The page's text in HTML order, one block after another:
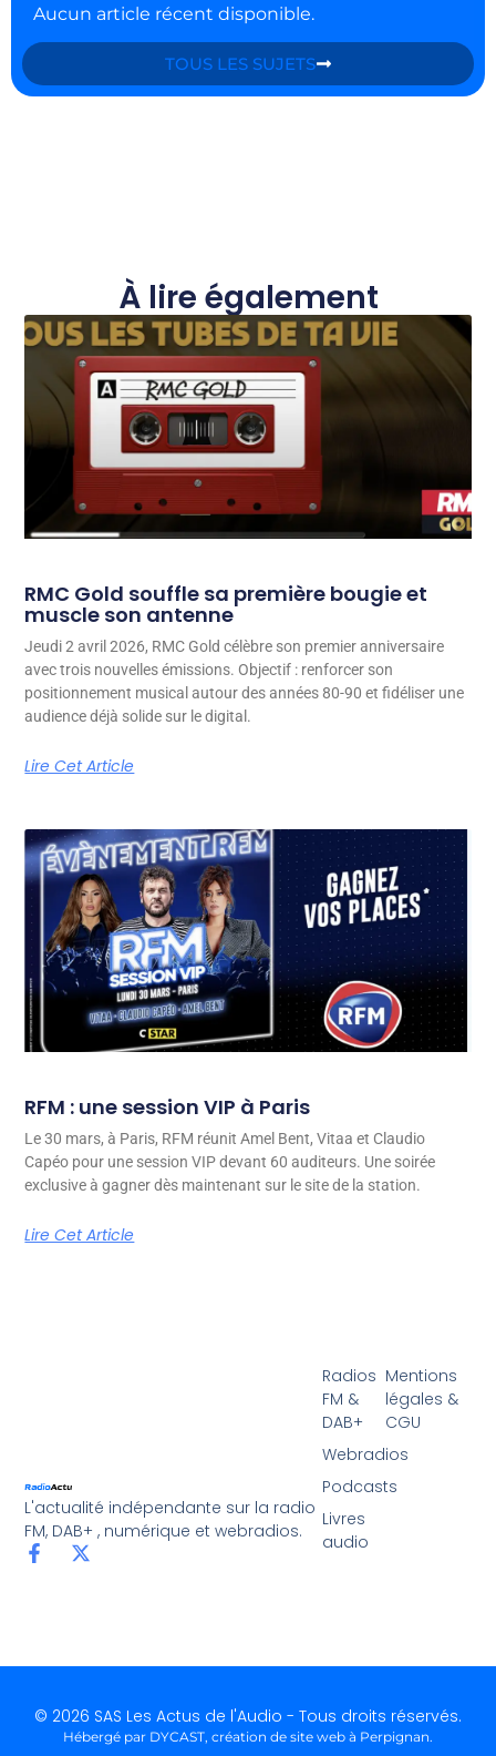
Aucun article récent disponible.
TOUS LES SUJETS
À lire également
RMC Gold souffle sa première bougie et
muscle son antenne
Jeudi 2 avril 2026, RMC Gold célèbre son premier anniversaire
avec trois nouvelles émissions. Objectif : renforcer son
positionnement musical autour des années 80-90 et fidéliser une
audience déjà solide sur le digital.
Lire Cet Article
RFM : une session VIP à Paris
Le 30 mars, à Paris, RFM réunit Amel Bent, Vitaa et Claudio
Capéo pour une session VIP devant 60 auditeurs. Une soirée
exclusive à gagner dès maintenant sur le site de la station.
Lire Cet Article
L'actualité indépendante sur la radio
FM, DAB+ , numérique et webradios.
Radios
FM &
DAB+
Webradios
Podcasts
Livres
audio
Mentions
légales &
CGU
© 2026 SAS Les Actus de l'Audio - Tous droits réservés.
Hébergé par DYCAST, création de site web à Perpignan.